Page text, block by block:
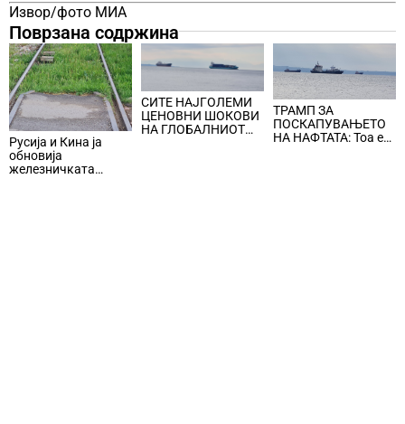
Извор/фото МИА
Поврзана содржина
Русија и Кина ја
обновија
железничката
СИТЕ НАЈГОЛЕМИ
ЦЕНОВНИ ШОКОВИ
НА ГЛОБАЛНИОТ
ТРАМП ЗА
ПОСКАПУВАЊЕТО
НА НАФТАТА: Тоа е